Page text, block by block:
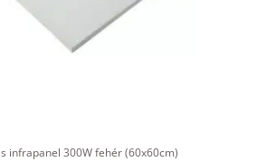
infrapanel 300W fehér (60x60cm)